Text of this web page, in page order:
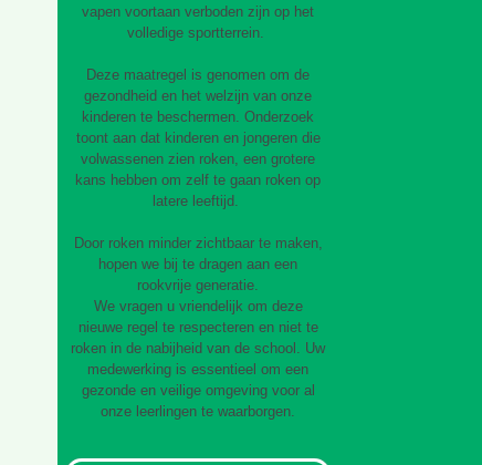
vapen voortaan verboden zijn op het
volledige sportterrein.
Deze maatregel is genomen om de
gezondheid en het welzijn van onze
kinderen te beschermen. Onderzoek
toont aan dat kinderen en jongeren die
volwassenen zien roken, een grotere
kans hebben om zelf te gaan roken op
latere leeftijd.
Door roken minder zichtbaar te maken,
hopen we bij te dragen aan een
rookvrije generatie.
We vragen u vriendelijk om deze
nieuwe regel te respecteren en niet te
roken in de nabijheid van de school. Uw
medewerking is essentieel om een
gezonde en veilige omgeving voor al
onze leerlingen te waarborgen.